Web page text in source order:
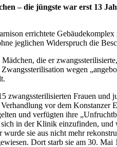
– die jüngste war erst 13
errichtete
jeglichen Widerspruch die
die er
wegen
zwangssterilisierten Frauen
vor dem Konstanzer
und verfügten ihre
in der Klinik einzufinden,
sie aus nicht mehr
Dort starb sie am 30.